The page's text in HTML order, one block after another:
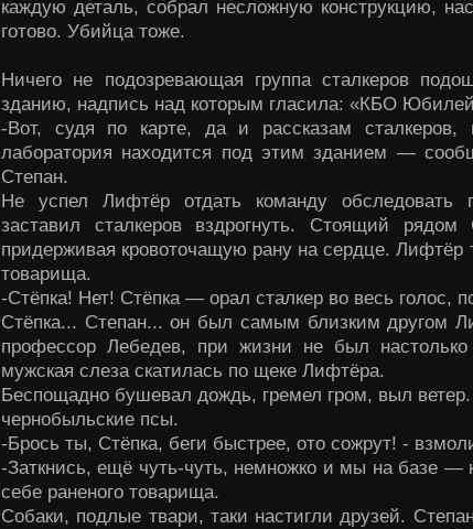
каждую деталь, собрал несложную конструкцию,
готово. Убийца тоже.
Ничего не подозревающая группа сталкеров
зданию, надпись над которым гласила: «КБО
-Вот, судя по карте, да и рассказам сталкеров,
лаборатория находится под этим зданием —
Степан.
Не успел Лифтёр отдать команду обследовать
заставил сталкеров вздрогнуть. Стоящий
придерживая кровоточащую рану на сердце. Лифтёр
товарища.
-Стёпка! Нет! Стёпка — орал сталкер во весь голос,
Стёпка... Степан... он был самым близким другом
профессор Лебедев, при жизни не был настолько
мужская слеза скатилась по щеке Лифтёра.
Беспощадно бушевал дождь, гремел гром, выл
чернобыльские псы.
-Брось ты, Стёпка, беги быстрее, ото сожрут! -
-Заткнись, ещё чуть-чуть, немножко и мы на базе —
себе раненого товарища.
Собаки, подлые твари, таки настигли друзей.